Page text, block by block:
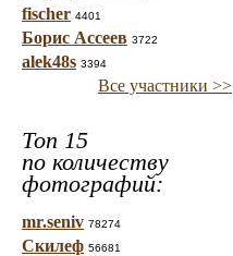
fischer 4401
Борис Ассеев 3722
alek48s 3394
Все участники >>
Топ 15
по количеству
фотографий:
mr.seniv 78274
Скилеф 56681